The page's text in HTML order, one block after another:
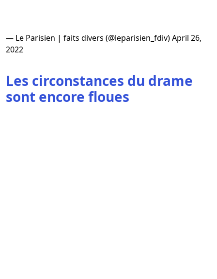
— Le Parisien | faits divers (@leparisien_fdiv)April 26,
2022
Les circonstances du drame
sont encore floues